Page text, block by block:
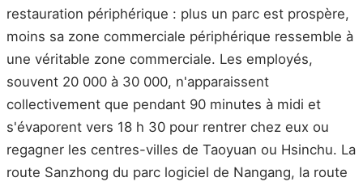
restauration périphérique : plus un parc est prospère,
moins sa zone commerciale périphérique ressemble à
une véritable zone commerciale. Les employés,
souvent 20 000 à 30 000, n'apparaissent
collectivement que pendant 90 minutes à midi et
s'évaporent vers 18 h 30 pour rentrer chez eux ou
regagner les centres-villes de Taoyuan ou Hsinchu. La
route Sanzhong du parc logiciel de Nangang, la route